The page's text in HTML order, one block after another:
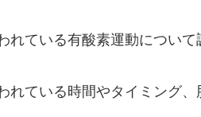
ている有酸素運動について
れている時間やタイミング